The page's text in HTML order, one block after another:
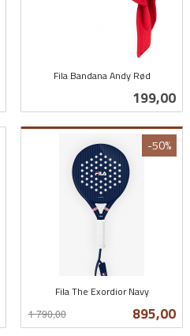
Fila Bandana Andy Rød
Pris
199,00
Fila The Exordior Navy
Tilbud
895,00
1 790,00
-50%
mva.